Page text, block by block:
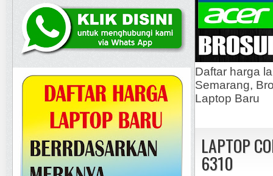
Daftar harga
Semarang,
Laptop Baru
LAPTOP
6310